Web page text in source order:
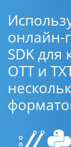
онлайн-
SDK
OTT и